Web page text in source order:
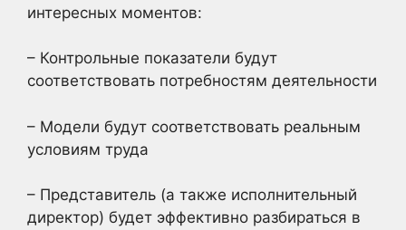
интересных моментов:
– Контрольные показатели будут
соответствовать потребностям деятельности
– Модели будут соответствовать реальным
условиям труда
– Представитель (а также исполнительный
директор) будет эффективно разбираться в